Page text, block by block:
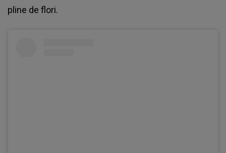
pline de flori.